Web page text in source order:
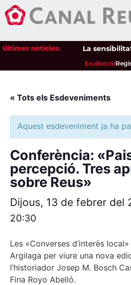
Últimes notícies: La
En directe
« Tots els Esdeveniments
Aquest esdeveniment ja ha
Conferència:
percepció. Tres
sobre Reus»
Dijous, 13 de febrer del
20:30
Les «Converses d’interès
Argilaga per viure una nova
l’historiador Josep M. Bosch
Fina Royo Abelló.